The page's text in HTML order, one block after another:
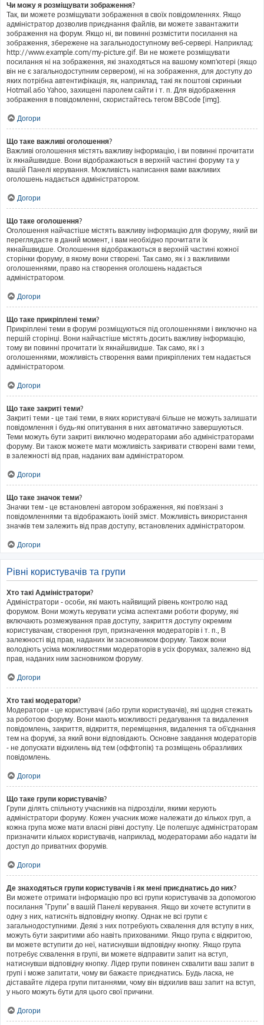
Чи можу я розміщувати зображення?
Так, ви можете розміщувати зображення в своїх повідомленнях. Якщо
адміністратор дозволив приєднання файлів, ви можете завантажити
зображення на форум. Якщо ні, ви повинні розмістити посилання на
зображення, збережене на загальнодоступному веб-сервері. Наприклад:
http://www.example.com/my-picture.gif. Ви не можете розміщувати
посилання ні на зображення, які знаходяться на вашому комп'ютері (якщо
він не є загальнодоступним сервером), ні на зображення, для доступу до
яких потрібна автентифікація, як, наприклад, такі як поштові скриньки
Hotmail або Yahoo, захищені паролем сайти і т. п. Для відображення
зображення в повідомленні, скористайтесь тегом BBCode [img].
Догори
Що таке важливі оголошення?
Важливі оголошення містять важливу інформацію, і ви повинні прочитати
їх якнайшвидше. Вони відображаються в верхній частині форуму та у
вашій Панелі керування. Можливість написання вами важливих
оголошень надається адміністратором.
Догори
Що таке оголошення?
Оголошення найчастіше містять важливу інформацію для форуму, який ви
переглядаєте в даний момент, і вам необхідно прочитати їх
якнайшвидше. Оголошення відображаються в верхній частині кожної
сторінки форуму, в якому вони створені. Так само, як і з важливими
оголошеннями, право на створення оголошень надається
адміністратором.
Догори
Що таке прикріплені теми?
Прикріплені теми в форумі розміщуються під оголошеннями і виключно на
першій сторінці. Вони найчастіше містять досить важливу інформацію,
тому ви повинні прочитати їх якнайшвидше. Так само, як і з
оголошеннями, можливість створення вами прикріплених тем надається
адміністратором.
Догори
Що таке закриті теми?
Закриті теми - це такі теми, в яких користувачі більше не можуть залишати
повідомлення і будь-які опитування в них автоматично завершуються.
Теми можуть бути закриті виключно модераторами або адміністраторами
форуму. Ви також можете мати можливість закривати створені вами теми,
в залежності від прав, наданих вам адміністратором.
Догори
Що таке значок теми?
Значки тем - це встановлені автором зображення, які пов'язані з
повідомленнями та відображають їхній зміст. Можливість використання
значків тем залежить від прав доступу, встановлених адміністратором.
Догори
Рівні користувачів та групи
Хто такі Адміністратори?
Адміністратори - особи, які мають найвищий рівень контролю над
форумом. Вони можуть керувати усіма аспектами роботи форуму, які
включають розмежування прав доступу, закриття доступу окремим
користувачам, створення груп, призначення модераторів і т. п., В
залежності від прав, наданих їм засновником форуму. Також вони
володіють усіма можливостями модераторів в усіх форумах, залежно від
прав, наданих ним засновником форуму.
Догори
Хто такі модератори?
Модератори - це користувачі (або групи користувачів), які щодня стежать
за роботою форуму. Вони мають можливості редагування та видалення
повідомлень, закриття, відкриття, переміщення, видалення та об'єднання
тем на форумі, за який вони відповідають. Основне завдання модераторів
- не допускати відхилень від тем (оффтопік) та розміщень образливих
повідомлень.
Догори
Що таке групи користувачів?
Групи ділять спільноту учасників на підрозділи, якими керують
адміністратори форуму. Кожен учасник може належати до кількох груп, а
кожна група може мати власні рівні доступу. Це полегшує адміністраторам
призначити кількох користувачів, наприклад, модераторами або надати їм
доступ до приватних форумів.
Догори
Де знаходяться групи користувачів і як мені приєднатись до них?
Ви можете отримати інформацію про всі групи користувачів за допомогою
посилання "Групи" в вашій Панелі керування. Якщо ви хочете вступити в
одну з них, натисніть відповідну кнопку. Однак не всі групи є
загальнодоступними. Деякі з них потребують схвалення для вступу в них,
можуть бути закритими або навіть прихованими. Якщо група є відкритою,
ви можете вступити до неї, натиснувши відповідну кнопку. Якщо група
потребує схвалення в групі, ви можете відправити запит на вступ,
натиснувши відповідну кнопку. Лідер групи повинен схвалити ваш запит в
групі і може запитати, чому ви бажаєте приєднатись. Будь ласка, не
діставайте лідера групи питаннями, чому він відхилив ваш запит на вступ,
у нього можуть бути для цього свої причини.
Догори